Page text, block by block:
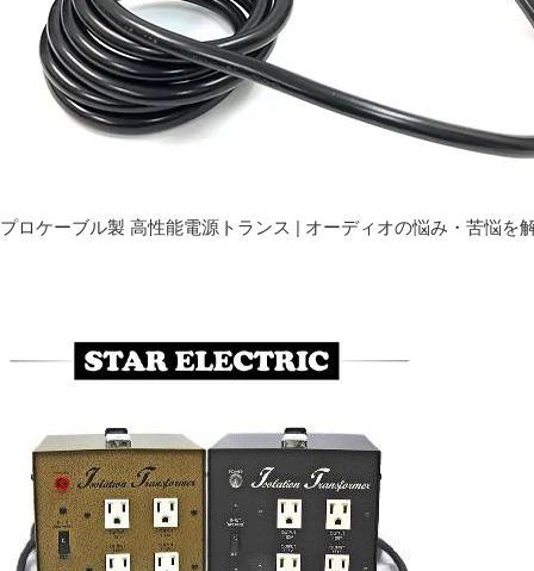
プロケーブル製 高性能電源トランス | オーディオの悩み・苦悩を